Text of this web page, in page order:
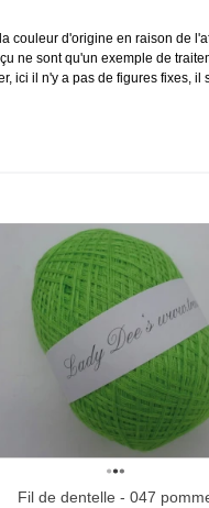
couleur d'origine en raison de
ne sont qu'un exemple de
ici il n'y a pas de figures fixes,
Comparer
Fil de dentelle - 047